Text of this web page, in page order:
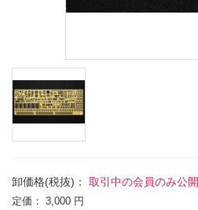
卸価格(税抜)： 取引中の会員のみ公開
定価： 3,000 円